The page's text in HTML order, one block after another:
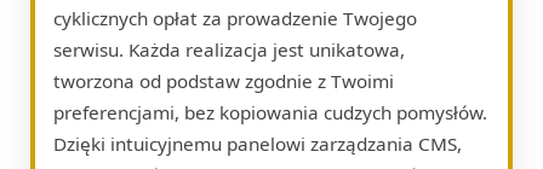
cyklicznych opłat za prowadzenie Twojego
serwisu. Każda realizacja jest unikatowa,
tworzona od podstaw zgodnie z Twoimi
preferencjami, bez kopiowania cudzych pomysłów.
Dzięki intuicyjnemu panelowi zarządzania CMS,